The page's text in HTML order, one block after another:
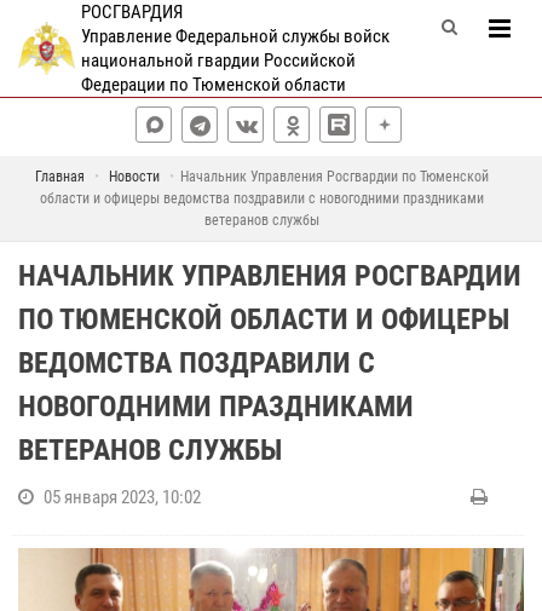
РОСГВАРДИЯ
Управление Федеральной службы войск
национальной гвардии Российской
Федерации по Тюменской области
Главная Новости
Начальник Управления Росгвардии по Тюменской
области и офицеры ведомства поздравили с новогодними праздниками
ветеранов службы
НАЧАЛЬНИК УПРАВЛЕНИЯ РОСГВАРДИИ
ПО ТЮМЕНСКОЙ ОБЛАСТИ И ОФИЦЕРЫ
ВЕДОМСТВА ПОЗДРАВИЛИ С
НОВОГОДНИМИ ПРАЗДНИКАМИ
ВЕТЕРАНОВ СЛУЖБЫ
05 января 2023, 10:02